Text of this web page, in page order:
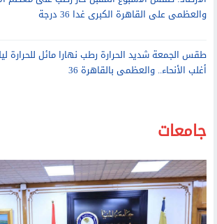
والعظمى على القاهرة الكبرى غدا 36 درجة
طقس الجمعة شديد الحرارة رطب نهارا مائل للحرارة
أغلب الأنحاء.. والعظمى بالقاهرة 36
جامعات